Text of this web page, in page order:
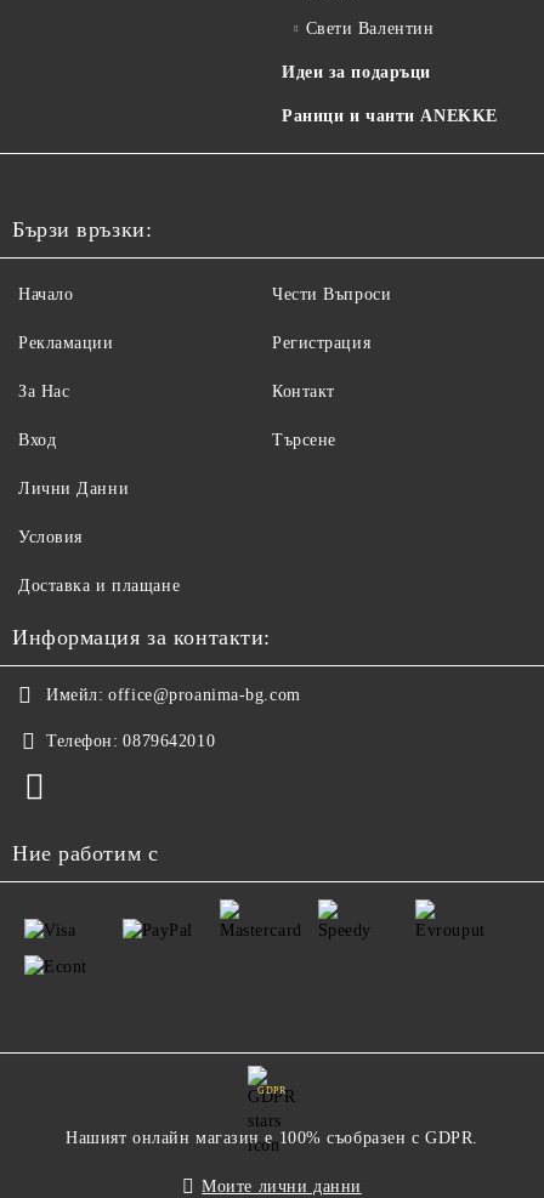
Свети Валентин
Идеи за подаръци
Раници и чанти ANEKKE
Бързи връзки:
Начало
Рекламации
За Нас
Вход
Чести Въпроси
Регистрация
Контакт
Търсене
Лични Данни
Условия
Доставка и плащане
Информация за контакти:
Имейл: office@proanima-bg.com
Телефон: 0879642010
Ние работим с
GDPR
Нашият онлайн магазин е 100% съобразен с GDPR.
Моите лични данни